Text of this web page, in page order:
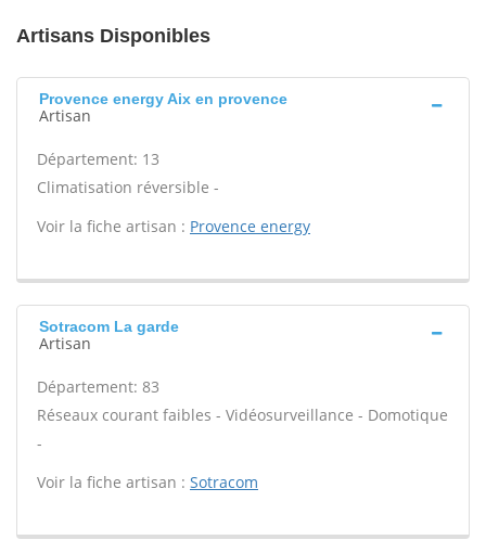
Artisans Disponibles
Provence energy Aix en provence
Artisan
Département: 13
Climatisation réversible -
Voir la fiche artisan : Provence energy
Sotracom La garde
Artisan
Département: 83
Réseaux courant faibles - Vidéosurveillance - Domotique
-
Voir la fiche artisan : Sotracom